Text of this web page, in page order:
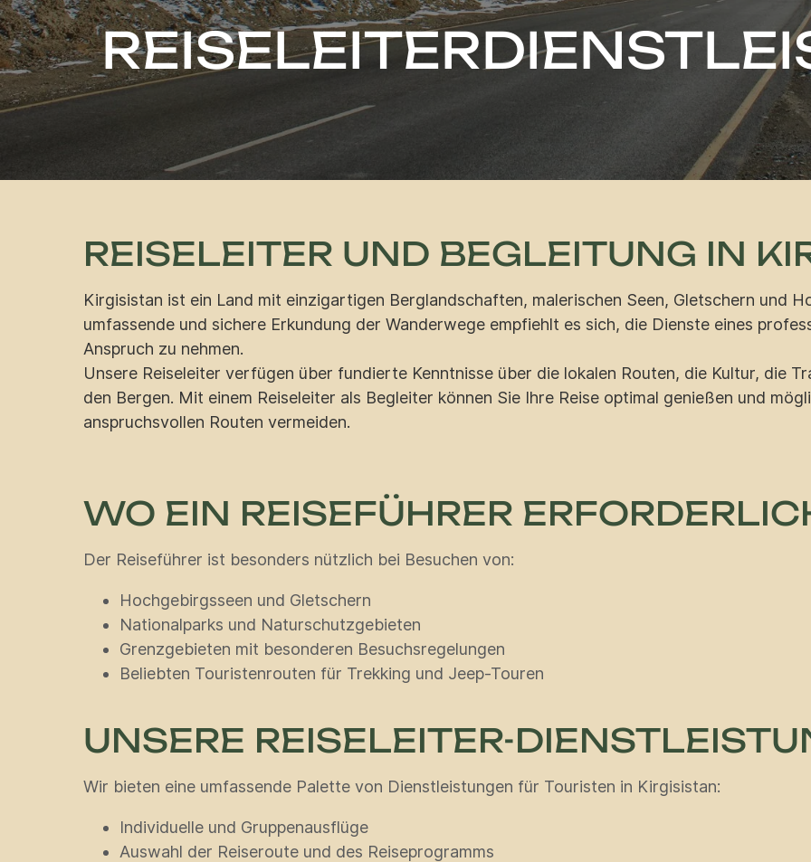
REISELEITER UND BEGLEITUNG IN
Kirgisistan ist ein Land mit einzigartigen Berglandschaften, malerischen Seen, Gletschern und
umfassende und sichere Erkundung der Wanderwege empfiehlt es sich, die Dienste eines
Anspruch zu nehmen.
Unsere Reiseleiter verfügen über fundierte Kenntnisse über die lokalen Routen, die Kultur, die
den Bergen. Mit einem Reiseleiter als Begleiter können Sie Ihre Reise optimal genießen und
anspruchsvollen Routen vermeiden.
WO EIN REISEFÜHRER
Der Reiseführer ist besonders nützlich bei Besuchen von:
Hochgebirgsseen und Gletschern
Nationalparks und Naturschutzgebieten
Grenzgebieten mit besonderen Besuchsregelungen
Beliebten Touristenrouten für Trekking und Jeep-Touren
UNSERE REISELEITER-
Wir bieten eine umfassende Palette von Dienstleistungen für Touristen in Kirgisistan:
Individuelle und Gruppenausflüge
Auswahl der Reiseroute und des Reiseprogramms